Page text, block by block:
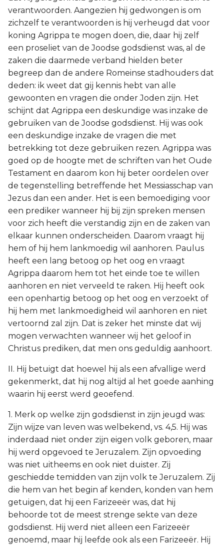
verantwoorden. Aangezien hij gedwongen is om
zichzelf te verantwoorden is hij verheugd dat voor
koning Agrippa te mogen doen, die, daar hij zelf
een proseliet van de Joodse godsdienst was, al de
zaken die daarmede verband hielden beter
begreep dan de andere Romeinse stadhouders dat
deden: ik weet dat gij kennis hebt van alle
gewoonten en vragen die onder Joden zijn. Het
schijnt dat Agrippa een deskundige was inzake de
gebruiken van de Joodse godsdienst. Hij was ook
een deskundige inzake de vragen die met
betrekking tot deze gebruiken rezen. Agrippa was
goed op de hoogte met de schriften van het Oude
Testament en daarom kon hij beter oordelen over
de tegenstelling betreffende het Messiasschap van
Jezus dan een ander. Het is een bemoediging voor
een prediker wanneer hij bij zijn spreken mensen
voor zich heeft die verstandig zijn en de zaken van
elkaar kunnen onderscheiden. Daarom vraagt hij
hem of hij hem lankmoedig wil aanhoren. Paulus
heeft een lang betoog op het oog en vraagt
Agrippa daarom hem tot het einde toe te willen
aanhoren en niet verveeld te raken. Hij heeft ook
een openhartig betoog op het oog en verzoekt of
hij hem met lankmoedigheid wil aanhoren en niet
vertoornd zal zijn. Dat is zeker het minste dat wij
mogen verwachten wanneer wij het geloof in
Christus prediken, dat men ons geduldig aanhoort.
II. Hij betuigt dat hoewel hij als een afvallige werd
gekenmerkt, dat hij nog altijd al het goede aanhing
waarin hij eerst werd geoefend.
1. Merk op welke zijn godsdienst in zijn jeugd was:
Zijn wijze van leven was welbekend, vs. 4,5. Hij was
inderdaad niet onder zijn eigen volk geboren, maar
hij werd opgevoed te Jeruzalem. Zijn opvoeding
was niet uitheems en ook niet duister. Zij
geschiedde temidden van zijn volk te Jeruzalem. Zij
die hem van het begin af kenden, konden van hem
getuigen, dat hij een Farizeeër was, dat hij
behoorde tot de meest strenge sekte van deze
godsdienst. Hij werd niet alleen een Farizeeër
genoemd, maar hij leefde ook als een Farizeeër. Hij